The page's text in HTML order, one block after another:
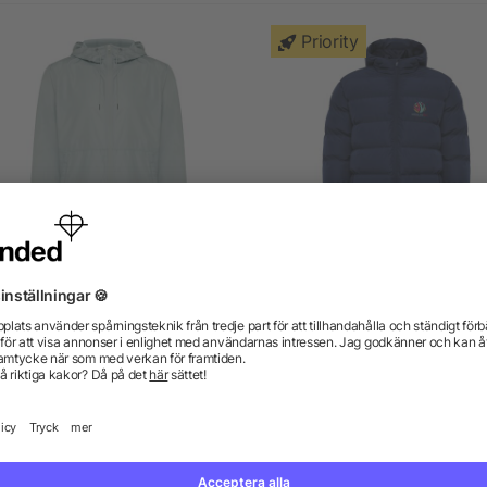
Logan lättvikt jacka i
återvunnen polyester
från 192,68 kr
Priority